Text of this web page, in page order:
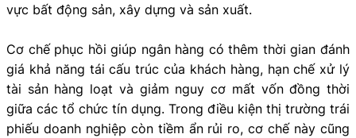
vực bất động sản, xây dựng và sản xuất.
Cơ chế phục hồi giúp ngân hàng có thêm thời gian đánh
giá khả năng tái cấu trúc của khách hàng, hạn chế xử lý
tài sản hàng loạt và giảm nguy cơ mất vốn đồng thời
giữa các tổ chức tín dụng. Trong điều kiện thị trường trái
phiếu doanh nghiệp còn tiềm ẩn rủi ro, cơ chế này cũng